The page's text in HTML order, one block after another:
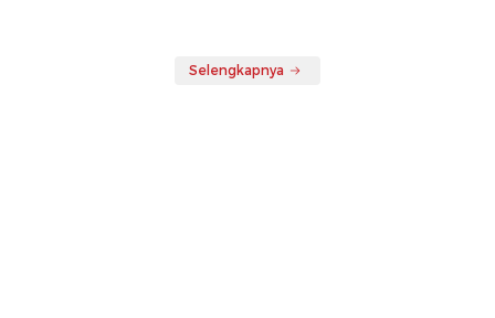
Selengkapnya